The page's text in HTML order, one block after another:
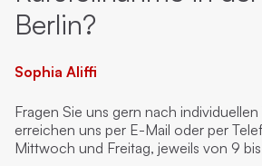
Berlin?
Sophia Aliffi
Fragen Sie uns gern nach individuellen
erreichen uns per E-Mail oder per
Mittwoch und Freitag, jeweils von 9 bis